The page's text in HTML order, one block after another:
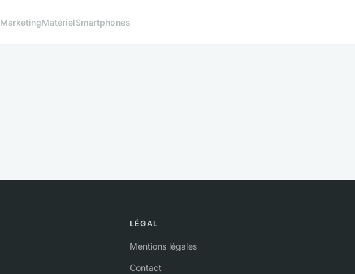
MarketingMatérielSmartphones
LÉGAL
Mentions légales
Contact